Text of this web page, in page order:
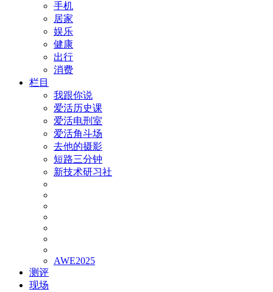
手机
居家
娱乐
健康
出行
消费
栏目
我跟你说
爱活历史课
爱活电刑室
爱活角斗场
去他的摄影
短路三分钟
新技术研习社
AWE2025
测评
现场